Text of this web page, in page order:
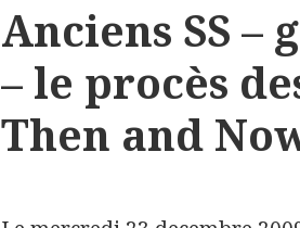
Anciens SS –
– le procès
Then and